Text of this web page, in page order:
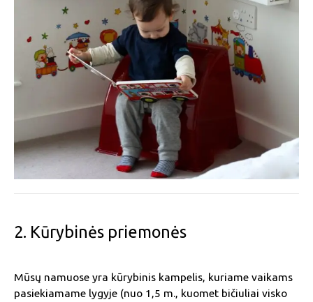
2. Kūrybinės priemonės
Mūsų namuose yra kūrybinis kampelis, kuriame vaikams
pasiekiamame lygyje (nuo 1,5 m., kuomet bičiuliai visko